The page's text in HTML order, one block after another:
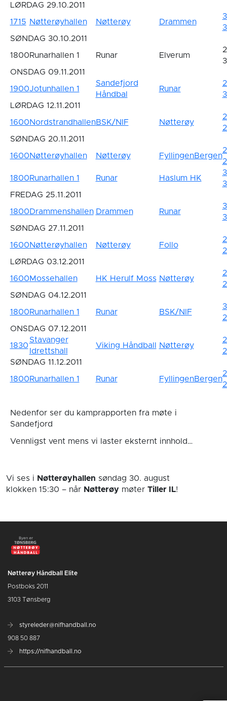
LØRDAG 29.10.2011
1715 Nøtterøyhallen Nøtterøy Drammen
SØNDAG 30.10.2011
1800Runarhallen 1 Runar Elverum
ONSDAG 09.11.2011
1900Jotunhallen 1
Sandefjord
Håndbal
Runar
LØRDAG 12.11.2011
1600NordstrandhallenBSK/NIF Nøtterøy
SØNDAG 20.11.2011
1600Nøtterøyhallen Nøtterøy FyllingenBergen
1800Runarhallen 1 Runar Haslum HK
FREDAG 25.11.2011
1800Drammenshallen Drammen Runar
SØNDAG 27.11.2011
1600Nøtterøyhallen Nøtterøy Follo
LØRDAG 03.12.2011
1600Mossehallen HK Herulf Moss Nøtterøy
SØNDAG 04.12.2011
1800Runarhallen 1 Runar BSK/NIF
ONSDAG 07.12.2011
1830
Stavanger
Idrettshall
Viking Håndball Nøtterøy
SØNDAG 11.12.2011
1800Runarhallen 1 Runar FyllingenBergen
Nedenfor ser du kamprapporten fra møte i
Sandefjord
Vennligst vent mens vi laster eksternt innhold…
Vi ses i Nøtterøyhallen søndag 30. august
klokken 15:30 – når Nøtterøy møter Tiller IL!
Nøtterøy Håndball Elite
Postboks 2011
3103 Tønsberg
styreleder@nifhandball.no
908 50 887
https://nifhandball.no